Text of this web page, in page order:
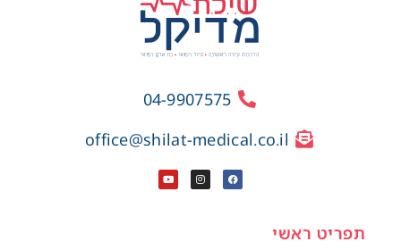
04-9907575
office@shilat-medical.co.il
תפריט ראשי